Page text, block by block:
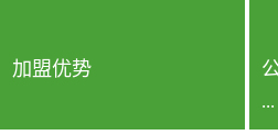
加盟优势
...